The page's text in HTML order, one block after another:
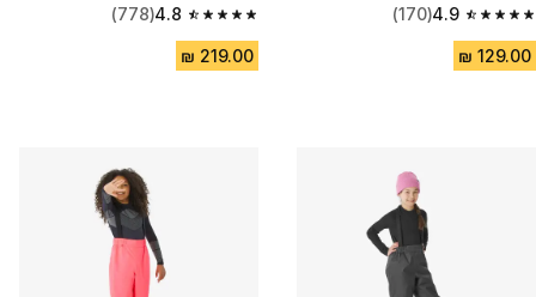
4.9
4.9 out of 5 stars from 170 reviews
(170)
4.8
4.8 out of 5 stars from 778 reviews
(778)